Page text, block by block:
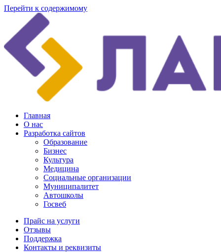
Перейти к содержимому
Главная
О нас
Разработка сайтов
Образование
Бизнес
Культура
Медицина
Социальные организации
Муниципалитет
Автошколы
Госвеб
Прайс на услуги
Отзывы
Поддержка
Контакты и реквизиты